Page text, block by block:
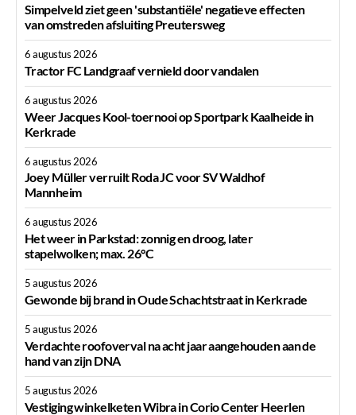
Simpelveld ziet geen 'substantiële' negatieve effecten
van omstreden afsluiting Preutersweg
6 augustus 2026
Tractor FC Landgraaf vernield door vandalen
6 augustus 2026
Weer Jacques Kool-toernooi op Sportpark Kaalheide in
Kerkrade
6 augustus 2026
Joey Müller verruilt Roda JC voor SV Waldhof
Mannheim
6 augustus 2026
Het weer in Parkstad: zonnig en droog, later
stapelwolken; max. 26°C
5 augustus 2026
Gewonde bij brand in Oude Schachtstraat in Kerkrade
5 augustus 2026
Verdachte roofoverval na acht jaar aangehouden aan de
hand van zijn DNA
5 augustus 2026
Vestiging winkelketen Wibra in Corio Center Heerlen